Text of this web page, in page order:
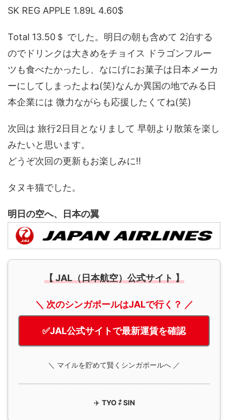
SK REG APPLE 1.89L 4.60$
Total 13.50＄ でした。明日の朝も含めて 2泊する
のでドリンクは大きめをチョイス ドラゴンフルー
ツも食べたかったし、なにげにお菓子は日本メーカ
ーにしてしまったよね(笑)なんか異国の地でみる日
本企業には 微力ながらも応援したくてね(笑)
次回は 旅行2日目となりまして 早朝より散策を楽し
みたいと思います。
どうぞ次回の更新もお楽しみに!!
タヌキ猫でした。
明日の空へ、日本の翼
【 JAL（日本航空）公式サイト 】
＼ 次のシンガポールはJALで行く？ ／
✅JAL公式サイトで最新運賃を確認
＼ マイルを貯めて賢くシンガポールへ ／
✈️ TYO ⇄ SIN